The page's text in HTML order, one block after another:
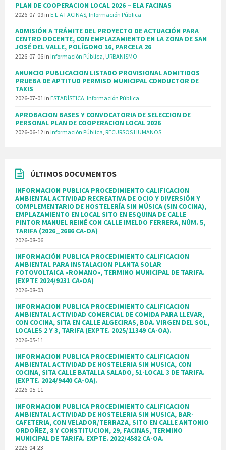
PLAN DE COOPERACION LOCAL 2026 – ELA FACINAS
2026-07-09 in E.L.A FACINAS, Información Pública
ADMISIÓN A TRÁMITE DEL PROYECTO DE ACTUACIÓN PARA
CENTRO DOCENTE, CON EMPLAZAMIENTO EN LA ZONA DE SAN
JOSÉ DEL VALLE, POLÍGONO 16, PARCELA 26
2026-07-06 in Información Pública, URBANISMO
ANUNCIO PUBLICACION LISTADO PROVISIONAL ADMITIDOS
PRUEBA DE APTITUD PERMISO MUNICIPAL CONDUCTOR DE
TAXIS
2026-07-01 in ESTADÍSTICA, Información Pública
APROBACION BASES Y CONVOCATORIA DE SELECCION DE
PERSONAL PLAN DE COOPERACION LOCAL 2026
2026-06-12 in Información Pública, RECURSOS HUMANOS
ÚLTIMOS DOCUMENTOS
INFORMACION PUBLICA PROCEDIMIENTO CALIFICACION
AMBIENTAL ACTIVIDAD RECREATIVA DE OCIO Y DIVERSIÓN Y
COMPLEMENTARIO DE HOSTELERÍA SIN MÚSICA (SIN COCINA),
EMPLAZAMIENTO EN LOCAL SITO EN ESQUINA DE CALLE
PINTOR MANUEL REINÉ CON CALLE IMELDO FERRERA, NÚM. 5,
TARIFA (2026_2686 CA-OA)
2026-08-06
INFORMACIÓN PUBLICA PROCEDIMIENTO CALIFICACION
AMBIENTAL PARA INSTALACION PLANTA SOLAR
FOTOVOLTAICA «ROMANO», TERMINO MUNICIPAL DE TARIFA.
(EXPTE 2024/9231 CA-OA)
2026-08-03
INFORMACION PUBLICA PROCEDIMIENTO CALIFICACION
AMBIENTAL ACTIVIDAD COMERCIAL DE COMIDA PARA LLEVAR,
CON COCINA, SITA EN CALLE ALGECIRAS, BDA. VIRGEN DEL SOL,
LOCALES 2 Y 3, TARIFA (EXPTE. 2025/11349 CA-OA).
2026-05-11
INFORMACION PUBLICA PROCEDIMIENTO CALIFICACION
AMBIENTAL ACTIVIDAD DE HOSTELERIA SIN MUSICA, CON
COCINA, SITA CALLE BATALLA SALADO, 51-LOCAL 3 DE TARIFA.
(EXPTE. 2024/9440 CA-OA).
2026-05-11
INFORMACION PUBLICA PROCEDIMIENTO CALIFICACION
AMBIENTAL ACTIVIDAD DE HOSTELERIA SIN MUSICA, BAR-
CAFETERIA, CON VELADOR/TERRAZA, SITO EN CALLE ANTONIO
ORDOÑEZ, 8 Y CONSTITUCION, 29, FACINAS, TERMINO
MUNICIPAL DE TARIFA. EXPTE. 2022/4582 CA-OA.
2026-04-23